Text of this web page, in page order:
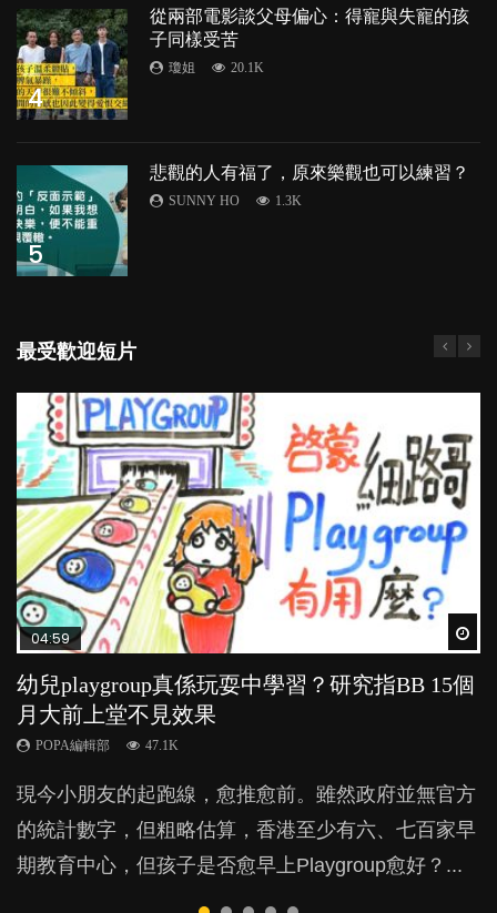
4
從兩部電影談父母偏心：得寵與失寵的孩
子同樣受苦
瓊姐 20.1K
5
悲觀的人有福了，原來樂觀也可以練習？
SUNNY HO 1.3K
最受歡迎短片
04:59
幼兒playgroup真係玩耍中學習？研究指BB 15個
月大前上堂不見效果
POPA編輯部 47.1K
現今小朋友的起跑線，愈推愈前。雖然政府並無官方
的統計數字，但粗略估算，香港至少有六、七百家早
期教育中心，但孩子是否愈早上Playgroup愈好？...
03:39
幼稚園遊戲課 如何刺激幼兒自發學習取代獎勵
與懲罰？
POPA編輯部 33.1K
由美國學者所創的 tools of the mind 課程，學生以遊
戲方式學習，學術能力和自制能力亦明顯比其他小朋
友優勝，到底這課程有何特別之處？...
03:02
老公患產後憂鬱症對BB的影響
POPA編輯部 15.9K
鬱，影響日常生活，嚴重的甚至會有自殺，或傷害小
朋友的念頭。但為何爸爸患上產後抑鬱往往難以察
覺？...
04:06
全職好？在職好？｜全職媽媽與在職媽媽的壓
力與價值
POPA編輯部 25.8K
許多媽媽心底可能都有一刻掙扎過：究竟全職好，還
是在職好。雖說每個家庭都有自己的獨特狀況和考慮
因素，但原來全職和在職媽媽所養育的子女其實都各
03:41
BB口腔期乜都放入口，父母該制止還是放手？
POPA編輯部 25.5K
成吮手指的習慣，大個就很難戒，但原來一刀切阻止
他們放東西入口，隨時會影響孩子的身心發展？...